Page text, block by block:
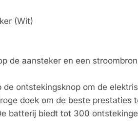
(Wit)
de aansteker en een
ontstekingsknop om de
doek om de beste prestaties
batterij biedt tot 300